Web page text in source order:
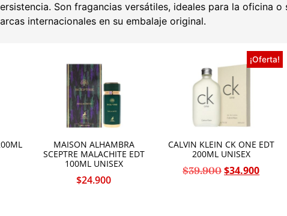
Son fragancias versátiles, ideales para la oficina o
internacionales en su embalaje original.
MAISON ALHAMBRA
SCEPTRE MALACHITE EDT
100ML UNISEX
$24.900
¡Oferta!
CALVIN KLEIN CK ONE EDT
200ML UNISEX
$39.900 $34.900